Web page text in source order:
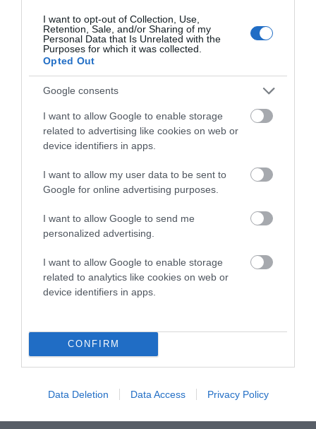
I want to opt-out of Collection, Use,
Retention, Sale, and/or Sharing of my
Personal Data that Is Unrelated with the
Purposes for which it was collected.
Opted Out
Google consents
I want to allow Google to enable storage
related to advertising like cookies on web or
device identifiers in apps.
I want to allow my user data to be sent to
Google for online advertising purposes.
I want to allow Google to send me
personalized advertising.
I want to allow Google to enable storage
related to analytics like cookies on web or
device identifiers in apps.
CONFIRM
Data Deletion Data Access Privacy Policy
τον προέδρο του τοπικού Γαυρίου κ. Χέλμη Νικ
για την διάθεση του ανυψωτικού μηχανήματος ,
τονκ. Κωνσταντή Δημ. (Μπίλλυ)για την
πολύτιμη τεχνική βοήθεια και προσωπική του
εργασία,
τους κ.κ.ηλεκτρολογους
τον κ.Εξαδάκτυλο Αλεξηκαι την κα.
Λυσσαρη
που εθελοντικά και αφιλοκερδώς , βοήθησαν ουσιαστικά
στην αποξήλωση και εγκατάσταση των πυλώνων,
δίνοντας ένα εξαιρετικό παράδειγμα στους συμπολίτες
Γιώργος Βαλ. Μαντζώρος
Ειδικός Συμβ/λος Δημάρχου Άνδρου, Τακτικό μέλος
ΔΛΤΤ-Α